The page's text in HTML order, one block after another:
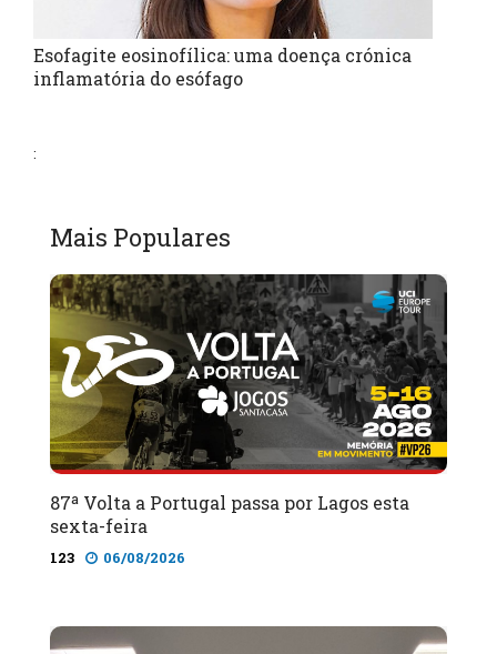
Esofagite eosinofílica: uma doença crónica
inflamatória do esófago
:
Mais Populares
87ª Volta a Portugal passa por Lagos esta
sexta-feira
123 06/08/2026